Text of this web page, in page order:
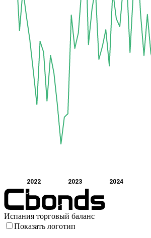
2022 2023 2024
Испания торговый баланс
Показать логотип